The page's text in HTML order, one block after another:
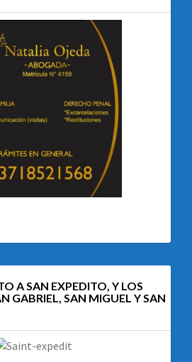
A SAN EXPEDITO, Y LOS
GABRIEL, SAN MIGUEL Y SAN